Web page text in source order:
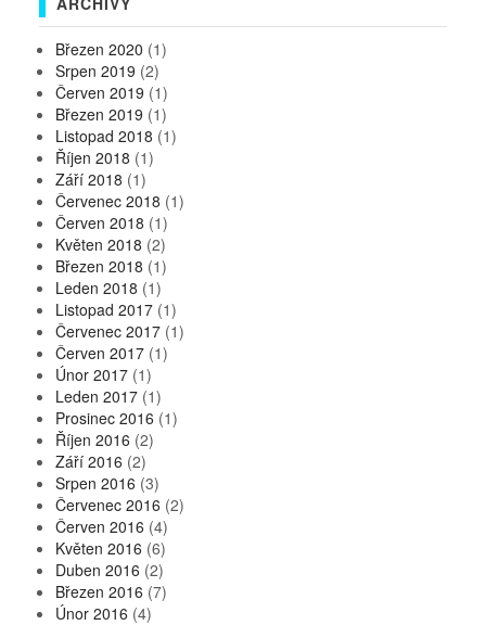
Březen 2020 (1)
Srpen 2019 (2)
Červen 2019 (1)
Březen 2019 (1)
Listopad 2018 (1)
Říjen 2018 (1)
Září 2018 (1)
Červenec 2018 (1)
Červen 2018 (1)
Květen 2018 (2)
Březen 2018 (1)
Leden 2018 (1)
Listopad 2017(1)
Červenec 2017(1)
Červen 2017(1)
Únor 2017(1)
Leden 2017(1)
Prosinec 2016 (1)
Říjen 2016 (2)
Září 2016 (2)
Srpen 2016 (3)
Červenec 2016 (2)
Červen 2016 (4)
Květen 2016 (6)
Duben 2016 (2)
Březen 2016 (7)
Únor 2016 (4)